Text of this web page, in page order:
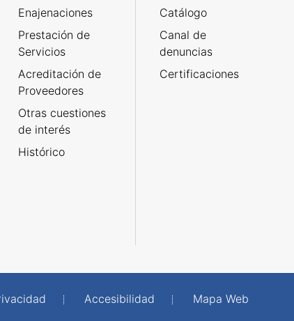
Enajenaciones
Prestación de
Servicios
Acreditación de
Proveedores
Otras cuestiones
de interés
Histórico
Catálogo
Canal de
denuncias
Certificaciones
Accesibilidad
Mapa Web